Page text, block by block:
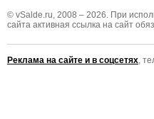
© vSalde.ru, 2008 – 2026. При
сайта активная ссылка на сайт
Реклама на сайте и в соцсетях,